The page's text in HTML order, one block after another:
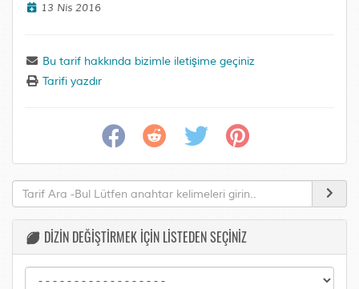
13 Nis 2016
Bu tarif hakkında bizimle iletişime geçiniz
Tarifi yazdır
DİZİN DEĞİŞTİRMEK İÇİN LİSTEDEN SEÇİNİZ